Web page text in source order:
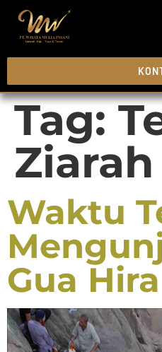
Tag:
Ziarah
Waktu
Gua Hira